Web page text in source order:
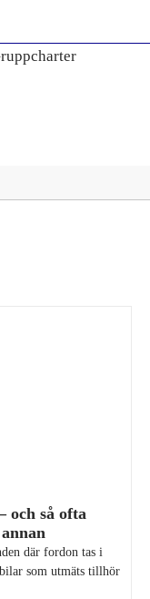
och så ofta
där fordon tas i
som utmäts tillhör